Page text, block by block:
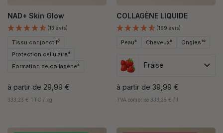
NAD+ Skin Glow
(13 avis)
Tissu conjonctif⁷
Protection cellulaire⁴
Formation de collagène⁴
à partir de 29,99 €
333,23 € TTC / kg
COLLAGÈNE LIQUIDE
(199 avis)
Peau⁵ Cheveux⁸ Ongles¹⁰
Fraise
à partir de 39,99 €
TVA comprise 333,25 € / l